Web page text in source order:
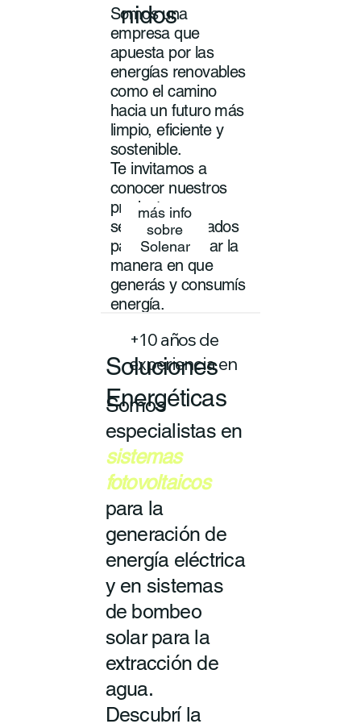
nidos
Somos una
empresa que
apuesta por las
energías renovables
como el camino
hacia un futuro más
limpio, eficiente y
sostenible.
Te invitamos a
conocer nuestros
productos y
servicios pensados
para transformar la
manera en que
generás y consumís
energía.
más info
sobre
Solenar
Soluciones
Energéticas
+10 años de
experiencia en
Somos
especialistas en
sistemas
fotovoltaicos
para la
generación de
energía eléctrica
y en sistemas
de bombeo
solar para la
extracción de
agua.
Descubrí la